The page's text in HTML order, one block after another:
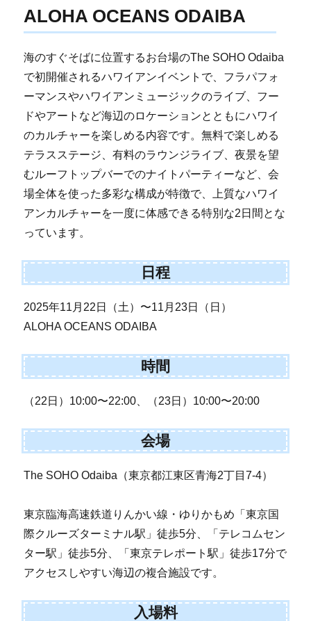
ALOHA OCEANS ODAIBA
海のすぐそばに位置するお台場のThe SOHO Odaiba
で初開催されるハワイアンイベントで、フラパフォ
ーマンスやハワイアンミュージックのライブ、フー
ドやアートなど海辺のロケーションとともにハワイ
のカルチャーを楽しめる内容です。無料で楽しめる
テラスステージ、有料のラウンジライブ、夜景を望
むルーフトップバーでのナイトパーティーなど、会
場全体を使った多彩な構成が特徴で、上質なハワイ
アンカルチャーを一度に体感できる特別な2日間とな
っています。
日程
2025年11月22日（土）〜11月23日（日）
ALOHA OCEANS ODAIBA
時間
（22日）10:00〜22:00、（23日）10:00〜20:00
会場
The SOHO Odaiba（東京都江東区青海2丁目7-4）
東京臨海高速鉄道りんかい線・ゆりかもめ「東京国
際クルーズターミナル駅」徒歩5分、「テレコムセン
ター駅」徒歩5分、「東京テレポート駅」徒歩17分で
アクセスしやすい海辺の複合施設です。
入場料